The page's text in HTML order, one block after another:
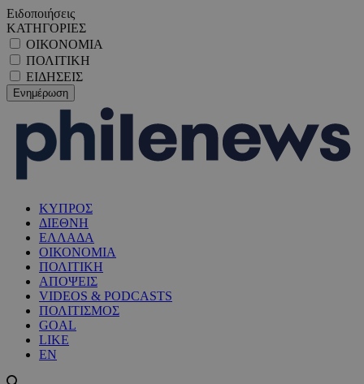
Ειδοποιήσεις
ΚΑΤΗΓΟΡΙΕΣ
ΟΙΚΟΝΟΜΙΑ
ΠΟΛΙΤΙΚΗ
ΕΙΔΗΣΕΙΣ
ΚΥΠΡΟΣ
ΔΙΕΘΝΗ
ΕΛΛΑΔΑ
ΟΙΚΟΝΟΜΙΑ
ΠΟΛΙΤΙΚΗ
ΑΠΟΨΕΙΣ
VIDEOS & PODCASTS
ΠΟΛΙΤΙΣΜΟΣ
GOAL
LIKE
EN